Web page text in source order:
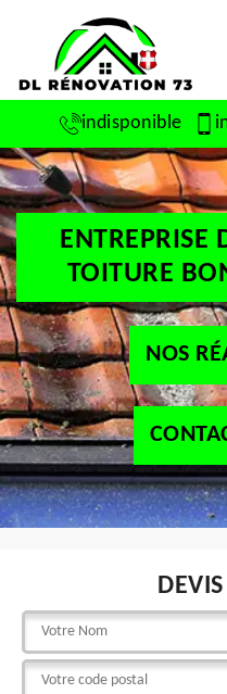
indisponible
ENTREPRISE
TOITURE
NOS